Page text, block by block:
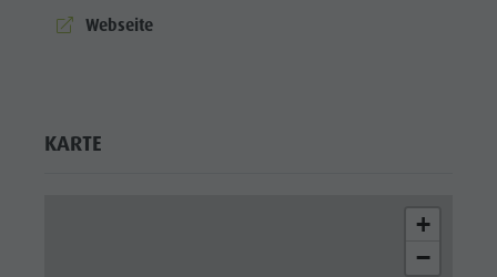
aria.website:
Webseite
KARTE
+
−